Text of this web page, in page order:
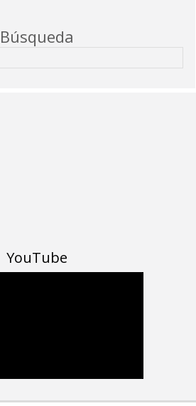
Búsqueda
YouTube